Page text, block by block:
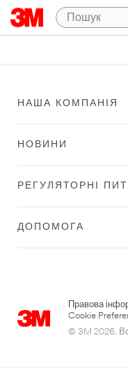
НАША КОМПАНІЯ
НОВИНИ
РЕГУЛЯТОРНІ
ДОПОМОГА
Правова
Cookie
© 3M 2026.